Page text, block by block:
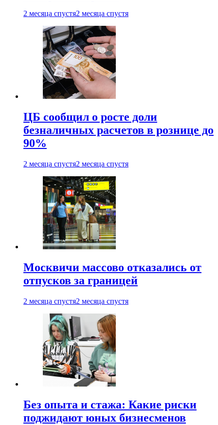
2 месяца спустя2 месяца спустя
ЦБ сообщил о росте доли
безналичных расчетов в рознице до
90%
2 месяца спустя2 месяца спустя
Москвичи массово отказались от
отпусков за границей
2 месяца спустя2 месяца спустя
Без опыта и стажа: Какие риски
поджидают юных бизнесменов